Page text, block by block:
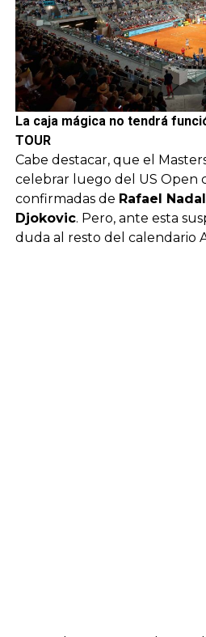
La caja mágica no tendrá
TOUR
Cabe destacar, que el
celebrar luego del US Open
confirmadas de Rafael Nadal
Djokovic. Pero, ante esta
duda al resto del calendario